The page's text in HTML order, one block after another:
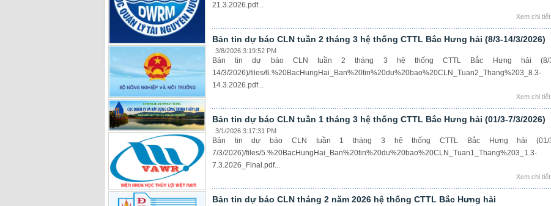
21.3.2026.pdf...
Xem chi
Bản tin dự báo CLN tuần 2 tháng 3 hệ thống CTTL Bắc Hưng hải (8/3-14/3/2026)
3/8/2026 3:19:52 PM
Bản tin dự báo CLN tuần 2 tháng 3 hệ thống CTTL Bắc Hưng hải (8/
14/3/2026)/files/6.%20BacHungHai_Ban%20tin%20du%20bao%20CLN_Tuan2_Thang%203_8.3-
14.3.2026.pdf...
Xem chi
Bản tin dự báo CLN tuần 1 tháng 3 hệ thống CTTL Bắc Hưng hải (01/3-7/3/2026)
3/1/2026 3:17:31 PM
Bản tin dự báo CLN tuần 1 tháng 3 hệ thống CTTL Bắc Hưng hải (01/
7/3/2026)/files/5.%20BacHungHai_Ban%20tin%20du%20bao%20CLN_Tuan1_Thang%203_1.3-
7.3.2026_Final.pdf...
Xem chi
Bản tin dự báo CLN tháng 2 năm 2026 hệ thống CTTL Bắc Hưng hải